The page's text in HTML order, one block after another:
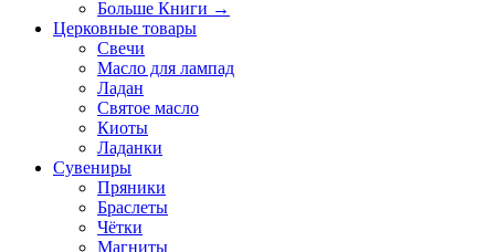
Больше Книги →
Церковные товары
Свечи
Масло для лампад
Ладан
Святое масло
Киоты
Ладанки
Сувениры
Пряники
Браслеты
Чётки
Магниты